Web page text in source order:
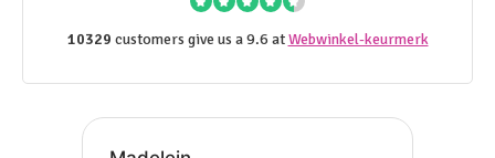
10329 customers give us a 9.6 atWebwinkel-keurmerk